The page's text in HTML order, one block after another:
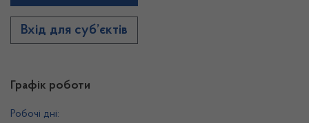
Графік роботи
Робочі дні:
Вхід для суб’єктів